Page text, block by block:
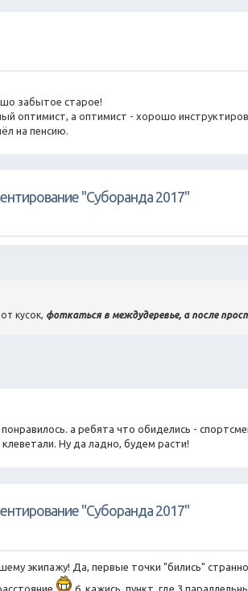
забытое старое!
оптимист, а оптимист - хорошо
на пенсию.
"Суборанда 2017"
кусок, фоткаться в междудеревье, а после
а ребята что обиделись -
Ну да ладно, будем расти!
"Суборанда 2017"
экипажу! Да, первые точки "бились"